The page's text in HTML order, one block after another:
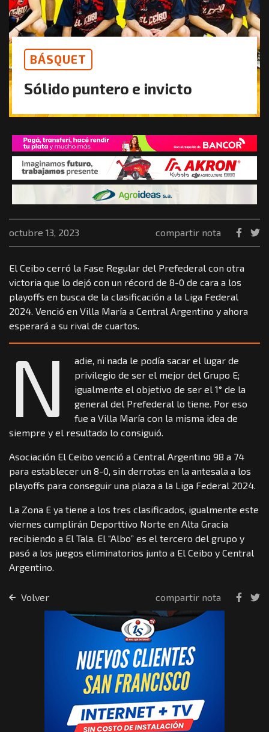
BÁSQUET
Sólido puntero e invicto
octubre 13, 2023 compartir nota
El Ceibo cerró la Fase Regular del Prefederal con otra
victoria que lo dejó con un récord de 8-0 de cara a los
playoffs en busca de la clasificación a la Liga Federal
2024. Venció en Villa María a Central Argentino y ahora
esperará a su rival de cuartos.
N
adie, ni nada le podía sacar el lugar de
privilegio de ser el mejor del Grupo E;
igualmente el objetivo de ser el 1° de la
general del Prefederal lo tiene. Por eso
fue a Villa María con la misma idea de
siempre y el resultado lo consiguió.
Asociación El Ceibo venció a Central Argentino 98 a 74
para establecer un 8-0, sin derrotas en la antesala a los
playoffs para conseguir una plaza a la Liga Federal 2024.
La Zona E ya tiene a los tres clasificados, igualmente este
viernes cumplirán Deporttivo Norte en Alta Gracia
recibiendo a El Tala. El “Albo” es el tercero del grupo y
pasó a los juegos eliminatorios junto a El Ceibo y Central
Argentino.
Volver compartir nota